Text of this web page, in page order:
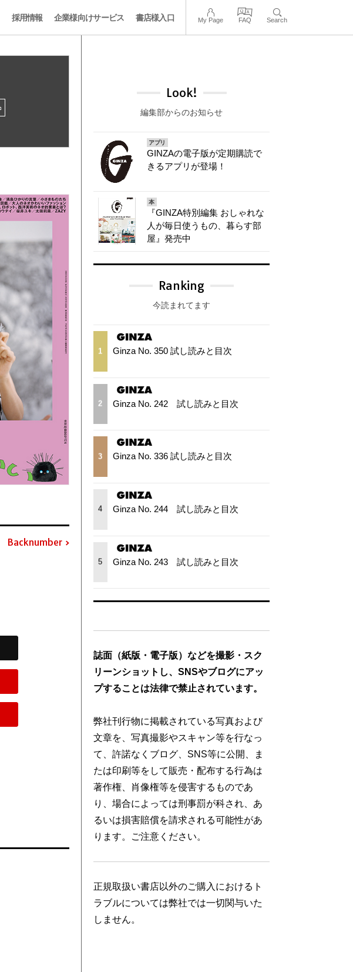
採用情報 企業様向けサービス 書店様入口 My Page FAQ Search
Backnumber
Look!
編集部からのお知らせ
アプリ
GINZAの電子版が定期購読で
きるアプリが登場！
本
『GINZA特別編集 おしゃれな
人が毎日使うもの、暮らす部
屋』発売中
Ranking
今読まれてます
1 Ginza No. 350 試し読みと目次
2 Ginza No. 242 試し読みと目次
3 Ginza No. 336 試し読みと目次
4 Ginza No. 244 試し読みと目次
5 Ginza No. 243 試し読みと目次
誌面（紙版・電子版）などを撮影・スク
リーンショットし、SNSやブログにアッ
プすることは法律で禁止されています。
弊社刊行物に掲載されている写真および
文章を、写真撮影やスキャン等を行なっ
て、許諾なくブログ、SNS等に公開、ま
たは印刷等をして販売・配布する行為は
著作権、肖像権等を侵害するものであ
り、場合によっては刑事罰が科され、あ
るいは損害賠償を請求される可能性があ
ります。ご注意ください。
正規取扱い書店以外のご購入におけるト
ラブルについては弊社では一切関与いた
しません。